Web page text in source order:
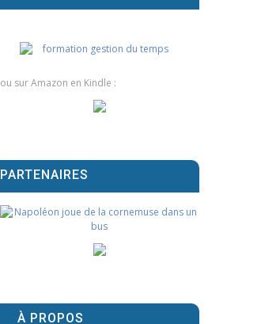
ou sur Amazon en Kindle :
PARTENAIRES
À PROPOS